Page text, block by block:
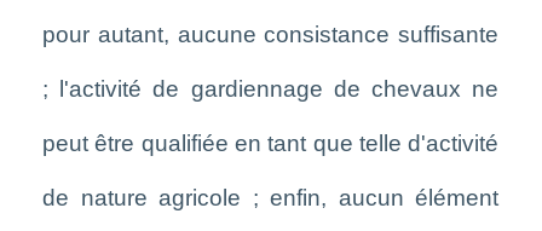
pour autant, aucune consistance suffisante
; l'activité de gardiennage de chevaux ne
peut être qualifiée en tant que telle d'activité
de nature agricole ; enfin, aucun élément